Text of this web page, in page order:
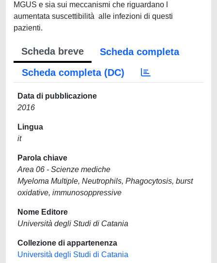
MGUS e sia sui meccanismi che riguardano l
aumentata suscettibilità alle infezioni di questi
pazienti.
Scheda breve
Scheda completa
Scheda completa (DC)
Data di pubblicazione
2016
Lingua
it
Parola chiave
Area 06 - Scienze mediche
Myeloma Multiple, Neutrophils, Phagocytosis, burst
oxidative, immunosoppressive
Nome Editore
Università degli Studi di Catania
Collezione di appartenenza
Università degli Studi di Catania